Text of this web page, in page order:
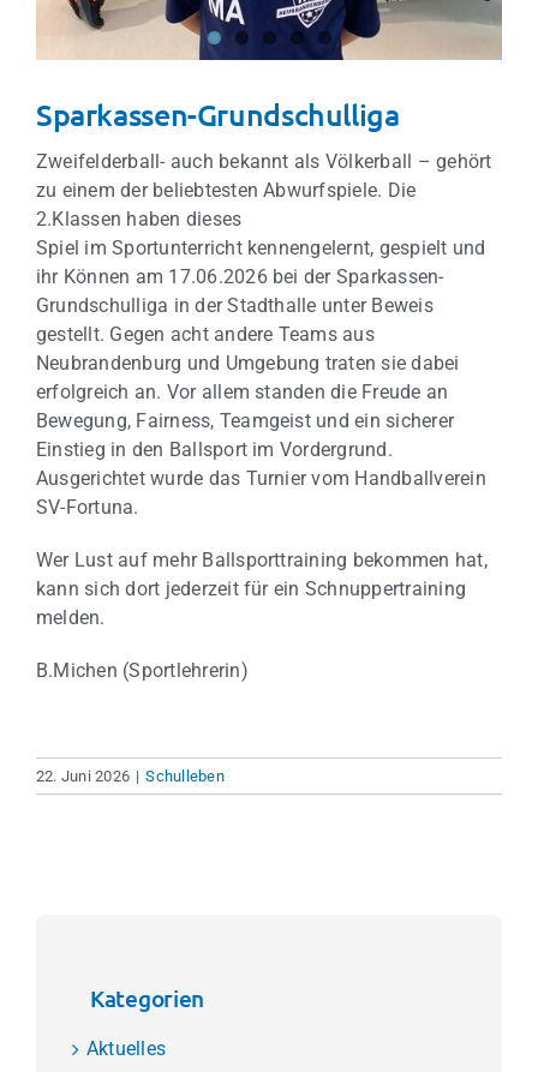
Sparkassen-Grundschulliga
Zweifelderball- auch bekannt als Völkerball – gehört
zu einem der beliebtesten Abwurfspiele. Die
2.Klassen haben dieses
Spiel im Sportunterricht kennengelernt, gespielt und
ihr Können am 17.06.2026 bei der Sparkassen-
Grundschulliga in der Stadthalle unter Beweis
gestellt. Gegen acht andere Teams aus
Neubrandenburg und Umgebung traten sie dabei
erfolgreich an. Vor allem standen die Freude an
Bewegung, Fairness, Teamgeist und ein sicherer
Einstieg in den Ballsport im Vordergrund.
Ausgerichtet wurde das Turnier vom Handballverein
SV-Fortuna.
Wer Lust auf mehr Ballsporttraining bekommen hat,
kann sich dort jederzeit für ein Schnuppertraining
melden.
B.Michen (Sportlehrerin)
22. Juni 2026 | Schulleben
Kategorien
Aktuelles